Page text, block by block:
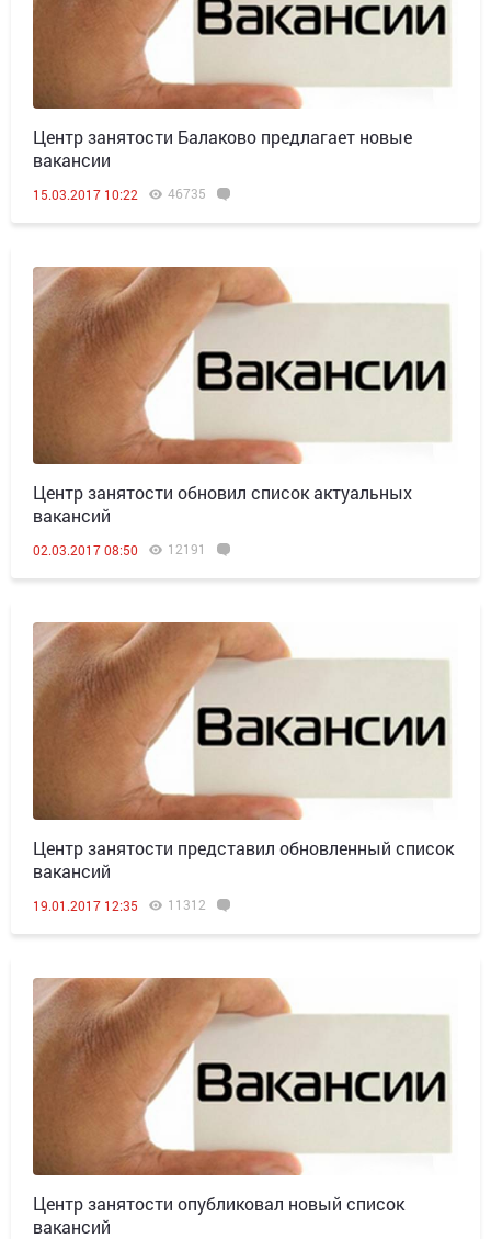
Центр занятости Балаково предлагает новые
вакансии
15.03.2017 10:22 46735
Центр занятости обновил список актуальных
вакансий
02.03.2017 08:50 12191
Центр занятости представил обновленный список
вакансий
19.01.2017 12:35 11312
Центр занятости опубликовал новый список
вакансий